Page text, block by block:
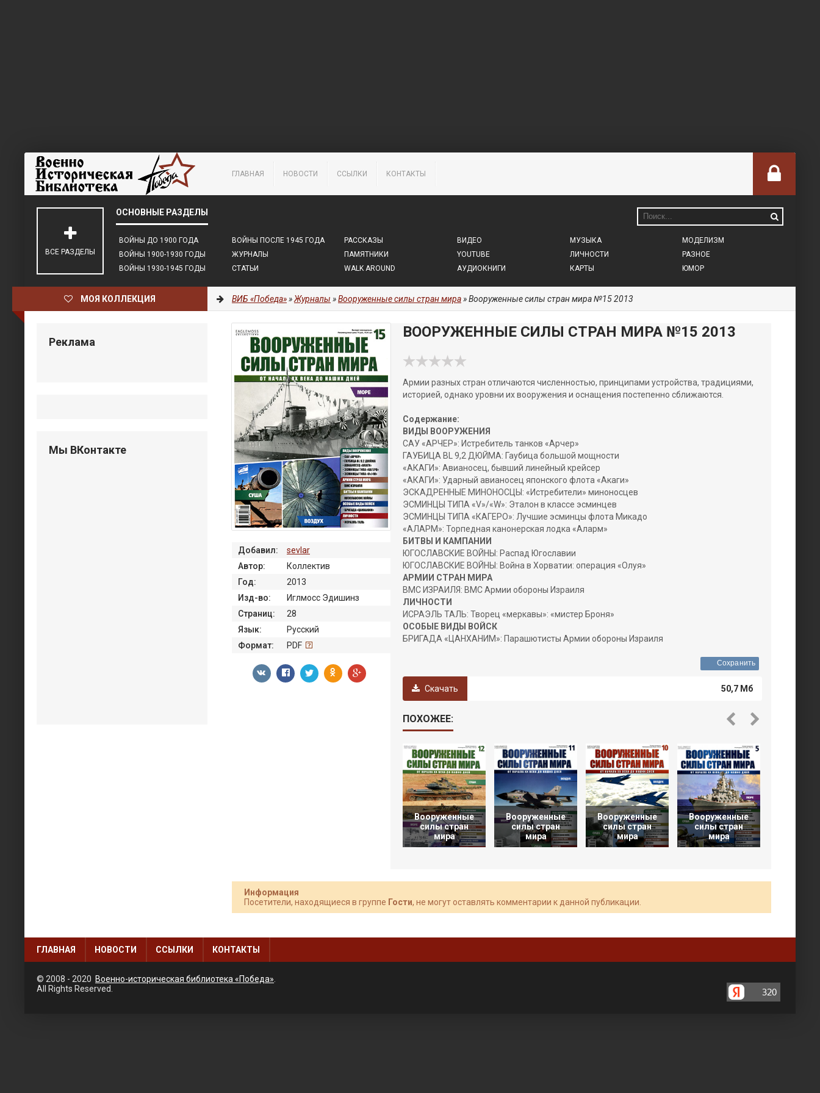
ГЛАВНАЯ НОВОСТИ ССЫЛКИ КОНТАКТЫ
ВОЙНЫ ДО 1900 ГОДА
ВОЙНЫ 1900-1930 ГОДЫ
ВОЙНЫ 1930-1945 ГОДЫ
ВОЙНЫ ПОСЛЕ 1945 ГОДА
ЖУРНАЛЫ
СТАТЬИ
РАССКАЗЫ
ПАМЯТНИКИ
WALK AROUND
ВИДЕО
YOUTUBE
АУДИОКНИГИ
МУЗЫКА
ЛИЧНОСТИ
КАРТЫ
МОДЕЛИЗМ
РАЗНОЕ
ЮМОР
ВСЕ РАЗДЕЛЫ
МОЯ КОЛЛЕКЦИЯ ВИБ «Победа»»Журналы »Вооруженные силы стран мира» Вооруженные силы стран мира №15 2013
ВООРУЖЕННЫЕ СИЛЫ СТРАН МИРА №15 2013
Армии разных стран отличаются численностью, принципами устройства, традициями,
историей, однако уровни их вооружения и оснащения постепенно сближаются.
Содержание:
ВИДЫ ВООРУЖЕНИЯ
САУ «АРЧЕР»: Истребитель танков «Арчер»
ГАУБИЦА BL 9,2 ДЮЙМА: Гаубица большой мощности
«АКАГИ»: Авианосец, бывший линейный крейсер
«АКАГИ»: Ударный авианосец японского флота «Акаги»
ЭСКАДРЕННЫЕ МИНОНОСЦЫ: «Истребители» миноносцев
ЭСМИНЦЫ ТИПА «V»/«W»: Эталон в классе эсминцев
ЭСМИНЦЫ ТИПА «КАГЕРО»: Лучшие эсминцы флота Микадо
«АЛАРМ»: Торпедная канонерская лодка «Аларм»
БИТВЫ И КАМПАНИИ
ЮГОСЛАВСКИЕ ВОЙНЫ: Распад Югославии
ЮГОСЛАВСКИЕ ВОЙНЫ: Война в Хорватии: операция «Олуя»
АРМИИ СТРАН МИРА
ВМС ИЗРАИЛЯ: ВМС Армии обороны Израиля
ЛИЧНОСТИ
ИСРАЭЛЬ ТАЛЬ: Творец «меркавы»: «мистер Броня»
ОСОБЫЕ ВИДЫ ВОЙСК
БРИГАДА «ЦАНХАНИМ»: Парашютисты Армии обороны Израиля
Сохранить
Скачать 50,7 Мб
Добавил:
sevlar
Автор:
Коллектив
Год:
2013
Изд-во:
Иглмосс Эдишинз
Страниц:
28
Язык:
Русский
Формат:
PDF
ПОХОЖЕЕ:
Вооруженные
силы стран
мира
Вооруженные
силы стран
мира
Вооруженные
силы стран
мира
Вооруженные
силы стран
мира
Информация
Посетители, находящиеся в группе Гости, не могут оставлять комментарии к данной публикации.
Реклама
Мы ВКонтакте
ГЛАВНАЯ НОВОСТИ ССЫЛКИ КОНТАКТЫ
© 2008 - 2020 Военно-историческая библиотека «Победа»
All Rights Reserved.